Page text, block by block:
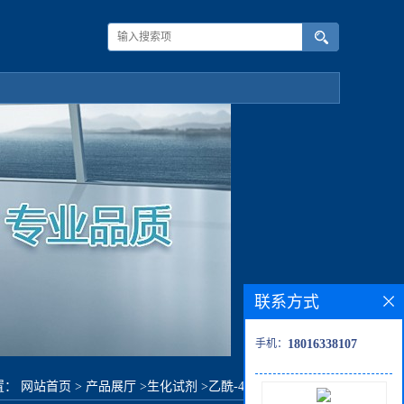
网站首页 > 产品展厅 >生化试剂 >乙酰-4-碘-D-苯丙氨酸
联系方式
手机： 18016338107